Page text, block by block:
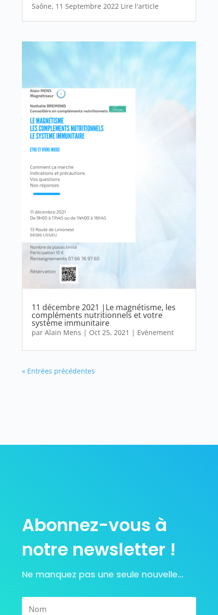
Saône, 11 Septembre 2022 Lire l'article
11 décembre 2021 |Le magnétisme, les
compléments nutritionnels et votre
système immunitaire
par Alain Mens | Oct 25, 2021 | Evènement
« Entrées précédentes
Abonnez-vous à
notre newsletter !
Ne manquez pas une seule nouvelle…